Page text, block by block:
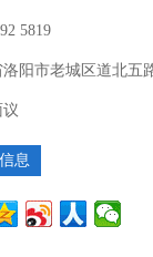
5819
阳市老城区道北五
息